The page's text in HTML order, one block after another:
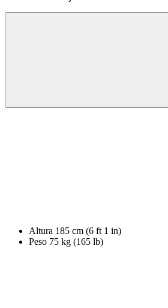
Altura 185 cm (6 ft 1 in)
Peso 75 kg (165 lb)